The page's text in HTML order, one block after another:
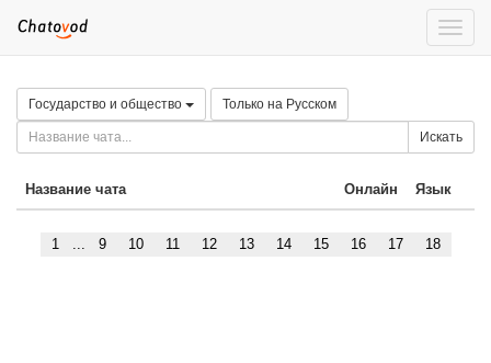
Toggle
Государство и общество Только на Русском
Искать
Название чата Онлайн Язык
1 ... 9 10 11 12 13 14 15 16 17 18